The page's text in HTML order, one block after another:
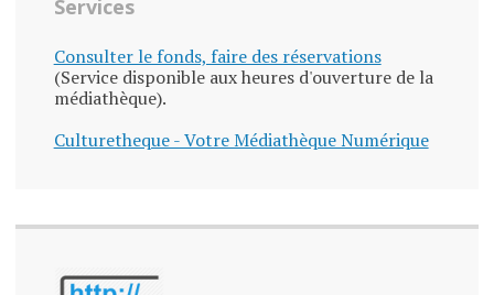
Services
Consulter le fonds, faire des réservations
(Service disponible aux heures d'ouverture de la
médiathèque).
Culturetheque - Votre Médiathèque Numérique